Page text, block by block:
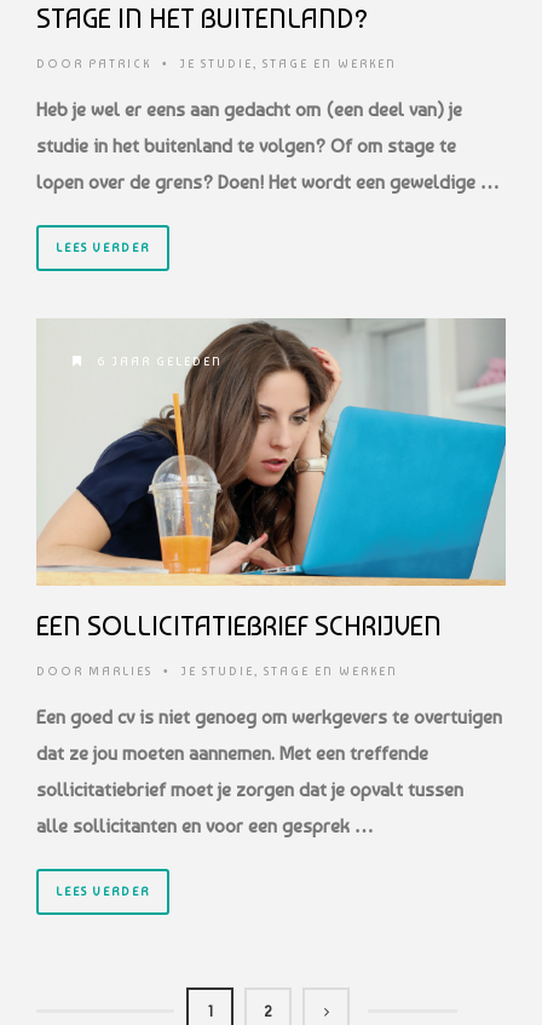
STAGE IN HET BUITENLAND?
DOOR PATRICK • JE STUDIE, STAGE EN WERKEN
Heb je wel er eens aan gedacht om (een deel van) je
studie in het buitenland te volgen? Of om stage te
lopen over de grens? Doen! Het wordt een geweldige …
LEES VERDER
6 JAAR GELEDEN
EEN SOLLICITATIEBRIEF SCHRIJVEN
DOOR MARLIES • JE STUDIE, STAGE EN WERKEN
Een goed cv is niet genoeg om werkgevers te overtuigen
dat ze jou moeten aannemen. Met een treffende
sollicitatiebrief moet je zorgen dat je opvalt tussen
alle sollicitanten en voor een gesprek …
LEES VERDER
1 2